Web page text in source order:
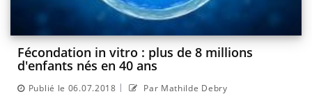
Fécondation in vitro : plus de 8 millions
d'enfants nés en 40 ans
Publié le 06.07.2018 | Par Mathilde Debry